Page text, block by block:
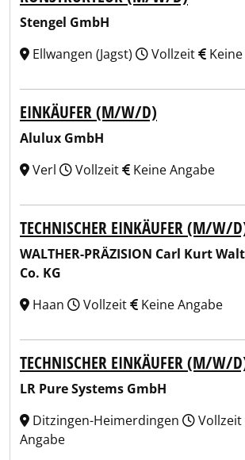
Stengel GmbH
Ellwangen (Jagst)
Vollzeit
EINKÄUFER (M/W/D)
Alulux GmbH
Verl
Vollzeit Keine Angabe
TECHNISCHER EINKÄUFER (M/W/
WALTHER-PRÄZISION Carl Kurt
Co. KG
Haan
Vollzeit Keine Angabe
TECHNISCHER EINKÄUFER (M/W/
LR Pure Systems GmbH
Ditzingen-Heimerdingen
Vollzeit
Angabe